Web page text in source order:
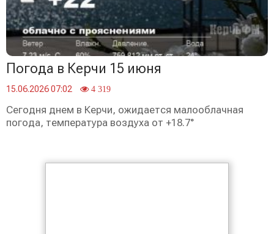
Погода в Керчи 15 июня
15.06.2026 07:02 4 319
Сегодня днем в Керчи, ожидается малооблачная
погода, температура воздуха от +18.7°